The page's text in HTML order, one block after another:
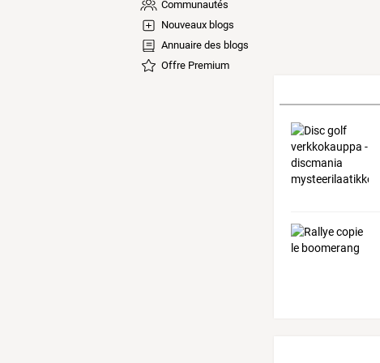
Communautés
Nouveaux blogs
Annuaire des blogs
Offre Premium